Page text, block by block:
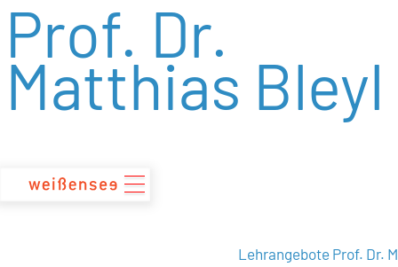
Prof. Dr.
Matthias Bleyl
Lehrangebote Prof. Dr.